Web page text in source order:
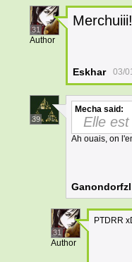
31
Author
Merchuiii!
Eskhar 03/
39
Mecha said:
Elle
Ah ouais, on
Ganondorfzl
31
Author
PTDRR